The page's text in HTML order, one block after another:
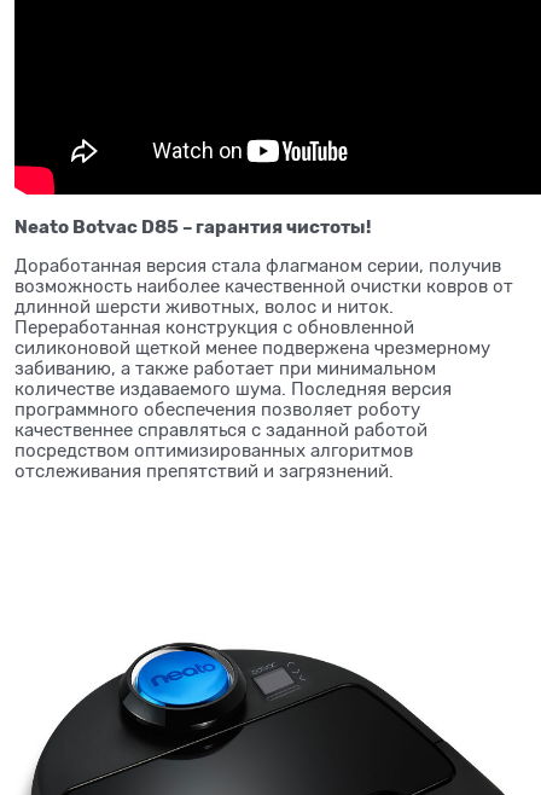
Neato Botvac D85 – гарантия чистоты!
Доработанная версия стала флагманом серии, получив
возможность наиболее качественной очистки ковров от
длинной шерсти животных, волос и ниток.
Переработанная конструкция с обновленной
силиконовой щеткой менее подвержена чрезмерному
забиванию, а также работает при минимальном
количестве издаваемого шума. Последняя версия
программного обеспечения позволяет роботу
качественнее справляться с заданной работой
посредством оптимизированных алгоритмов
отслеживания препятствий и загрязнений.